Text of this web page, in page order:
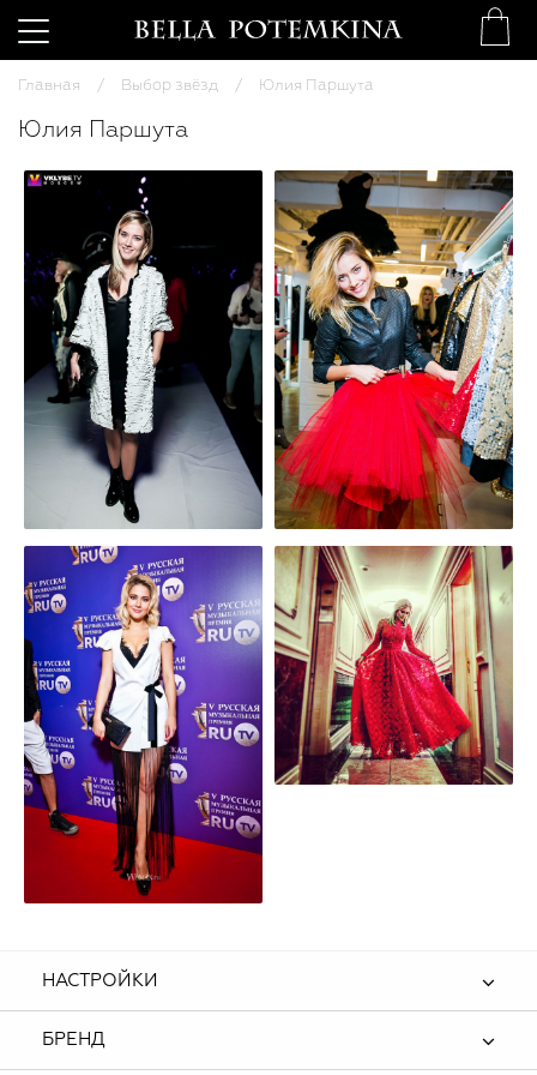
Главная Выбор звёзд Юлия Паршута
Юлия Паршута
НАСТРОЙКИ
БРЕНД